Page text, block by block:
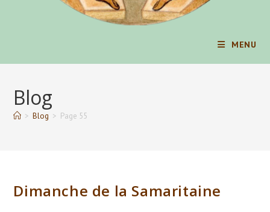
MENU
Blog
> Blog > Page 55
Dimanche de la Samaritaine